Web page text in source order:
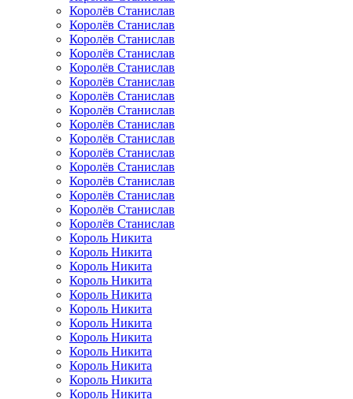
Королёв Станислав
Королёв Станислав
Королёв Станислав
Королёв Станислав
Королёв Станислав
Королёв Станислав
Королёв Станислав
Королёв Станислав
Королёв Станислав
Королёв Станислав
Королёв Станислав
Королёв Станислав
Королёв Станислав
Королёв Станислав
Королёв Станислав
Королёв Станислав
Король Никита
Король Никита
Король Никита
Король Никита
Король Никита
Король Никита
Король Никита
Король Никита
Король Никита
Король Никита
Король Никита
Король Никита